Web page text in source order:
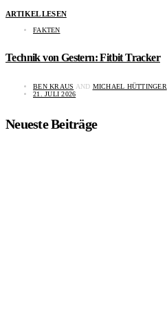
ARTIKEL LESEN
FAKTEN
Technik von Gestern: Fitbit Tracker
BEN KRAUS AND MICHAEL HÜTTINGER
21. JULI 2026
Neueste Beiträge